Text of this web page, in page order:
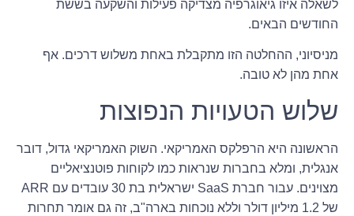
לשאלה איזו גיאוגרפיה מצדיקה פעילות והשקעה בששת
החודשים הבאים.
מניסיוני, ההחלטה הזו מתקבלת באחת משלוש דרכים. אף
אחת מהן לא טובה.
שלוש הטעויות הנפוצות
הראשונה היא הרפלקס האמריקאי. השוק האמריקאי גדול, דובר
אנגלית, ומלא בחברות שנראות כמו לקוחות פוטנציאליים
מצוינים. עבור חברת SaaS ישראלית בת 30 עובדים עם ARR
של 1.2 מיליון דולר וללא נוכחות בארה"ב, זה גם אומר תחרות